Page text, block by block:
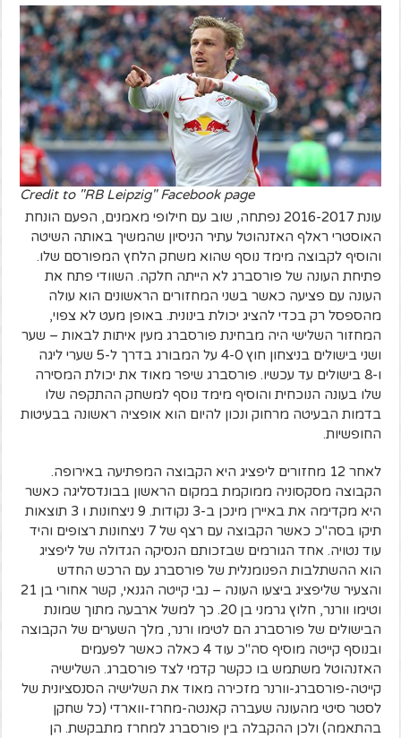
Credit to "RB Leipzig" Facebook page
עונת 2016-2017 נפתחה, שוב עם חילופי מאמנים, הפעם הונחת
האוסטרי ראלף האזנהוטל עתיר הניסיון שהמשיך באותה השיטה
והוסיף לקבוצה מימד נוסף שהוא משחק הלחץ המפורסם שלו.
פתיחת העונה של פורסברג לא הייתה חלקה. השוודי פתח את
העונה עם פציעה כאשר בשני המחזורים הראשונים הוא עולה
מהספסל רק בכדי להציג יכולת בינונית. באופן מעט לא צפוי,
המחזור השלישי היה מבחינת פורסברג מעין איתות לבאות – שער
ושני בישולים בניצחון חוץ 4-0 על המבורג בדרך ל-5 שערי ליגה
ו-8 בישולים עד עכשיו. פורסברג שיפר מאוד את יכולת המסירה
שלו בעונה הנוכחית והוסיף מימד נוסף למשחק ההתקפה שלו
בדמות הבעיטה מרחוק ונכון להיום הוא אופציה ראשונה בבעיטות
החופשיות.
לאחר 12 מחזורים ליפציג היא הקבוצה המפתיעה באירופה.
הקבוצה מסקסוניה ממוקמת במקום הראשון בבונדסליגה כאשר
היא מקדימה את באיירן מינכן ב-3 נקודות. 9 ניצחונות ו 3 תוצאות
תיקו בסה"כ כאשר הקבוצה עם רצף של 7 ניצחונות רצופים והיד
עוד נטויה. אחד הגורמים שבזכותם הנסיקה הגדולה של ליפציג
הוא ההשתלבות הפנומנלית של פורסברג עם הרכש החדש
והצעיר שליפציג ביצעו העונה – נבי קייטה הגנאי, קשר אחורי בן 21
וטימו וורנר, חלוץ גרמני בן 20. כך למשל ארבעה מתוך שמונת
הבישולים של פורסברג הם לטימו ורנר, מלך השערים של הקבוצה
ובנוסף קייטה מוסיף סה"כ עוד 4 כאלה כאשר לפעמים
האזנהוטל משתמש בו כקשר קדמי לצד פורסברג. השלישיה
קייטה-פורסברג-וורנר מזכירה מאוד את השלישיה הסנסציונית של
לסטר סיטי מהעונה שעברה קאנטה-מחרז-ווארדי (כל שחקן
בהתאמה) ולכן ההקבלה בין פורסברג למחרז מתבקשת. הן